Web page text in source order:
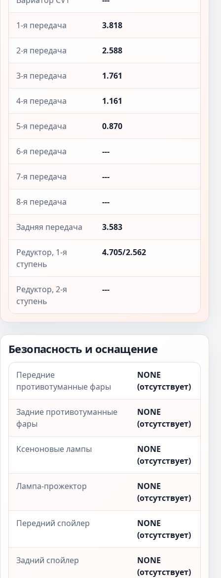
1-я передача 3.818
2-я передача 2.588
3-я передача 1.761
4-я передача 1.161
5-я передача 0.870
6-я передача ---
7-я передача ---
8-я передача ---
Задняя передача 3.583
Редуктор, 1-я
ступень
4.705/2.562
Редуктор, 2-я
ступень
---
Безопасность и оснащение
Передние
противотуманные фары
NONE
(отсутствует)
Задние противотуманные
фары
NONE
(отсутствует)
Ксеноновые лампы
NONE
(отсутствует)
Лампа-прожектор
NONE
(отсутствует)
Передний спойлер
NONE
(отсутствует)
Задний спойлер
NONE
(отсутствует)